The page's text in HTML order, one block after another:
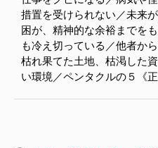
措置を受けられない／未来
困が、精神的な余裕までを
も冷え切っている／他者か
枯れ果てた土地、枯渇した
い環境／ペンタクルの５《正